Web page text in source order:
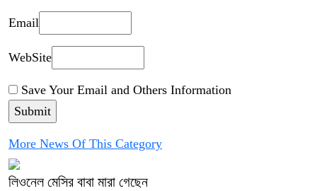
Email
WebSite
Save Your Email and Others Information
More News Of This Category
লিওনেল মেসির বাবা মারা গেছেন